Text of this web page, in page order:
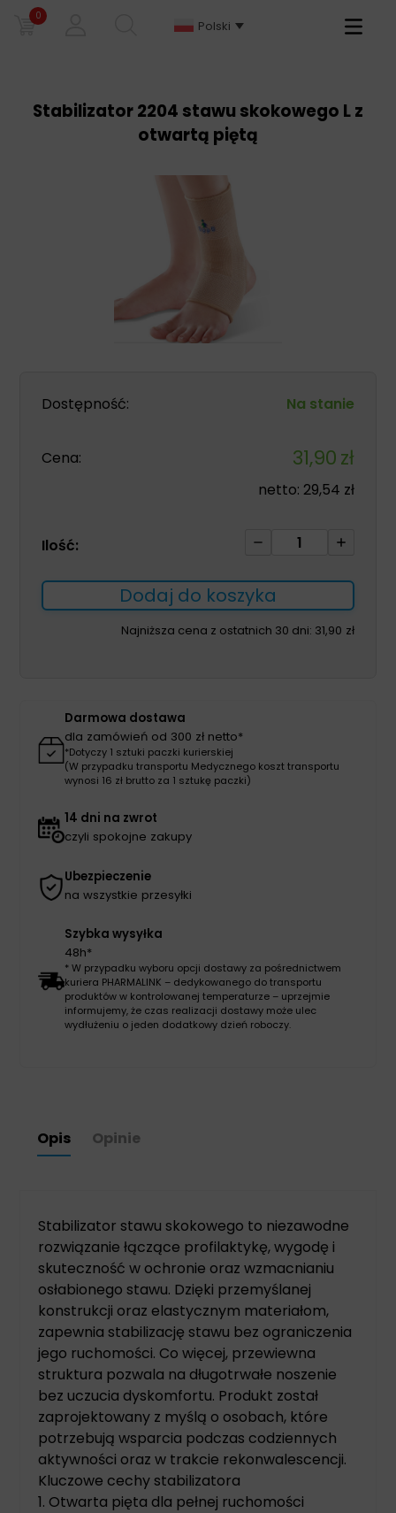
0
Polski
Primary
Stabilizator 2204 stawu skokowego L z
otwartą piętą
Dostępność: Na stanie
Cena: 31,90zł
netto: 29,54 zł
Ilość:
ilość
2204
stawu
skokowego
Dodaj do koszyka
Najniższa cena z ostatnich 30 dni: 31,90 zł
Darmowa dostawa
dla zamówień od 300 zł netto*
*Dotyczy 1 sztuki paczki kurierskiej
(W przypadku transportu Medycznego koszt transportu
wynosi 16 zł brutto za 1 sztukę paczki)
14 dni na zwrot
czyli spokojne zakupy
Ubezpieczenie
na wszystkie przesyłki
Szybka wysyłka
48h*
* W przypadku wyboru opcji dostawy za pośrednictwem
kuriera PHARMALINK – dedykowanego do transportu
produktów w kontrolowanej temperaturze – uprzejmie
informujemy, że czas realizacji dostawy może ulec
wydłużeniu o jeden dodatkowy dzień roboczy.
Opis Opinie
Stabilizator stawu skokowego to niezawodne
rozwiązanie łączące profilaktykę, wygodę i
skuteczność w ochronie oraz wzmacnianiu
osłabionego stawu. Dzięki przemyślanej
konstrukcji oraz elastycznym materiałom,
zapewnia stabilizację stawu bez ograniczenia
jego ruchomości. Co więcej, przewiewna
struktura pozwala na długotrwałe noszenie
bez uczucia dyskomfortu. Produkt został
zaprojektowany z myślą o osobach, które
potrzebują wsparcia podczas codziennych
aktywności oraz w trakcie rekonwalescencji.
Kluczowe cechy stabilizatora
1. Otwarta pięta dla pełnej ruchomości